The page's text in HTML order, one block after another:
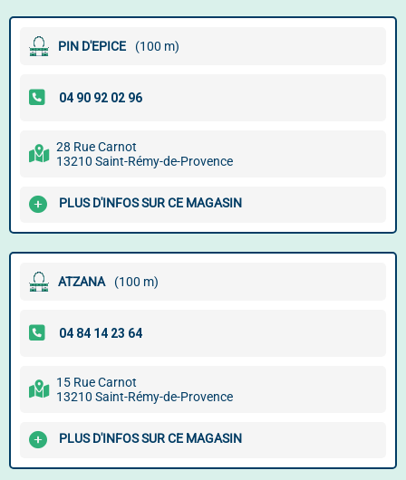
PIN D'EPICE (100 m)
28 Rue Carnot
13210 Saint-Rémy-de-Provence
PLUS D'INFOS SUR CE MAGASIN
ATZANA (100 m)
15 Rue Carnot
13210 Saint-Rémy-de-Provence
PLUS D'INFOS SUR CE MAGASIN